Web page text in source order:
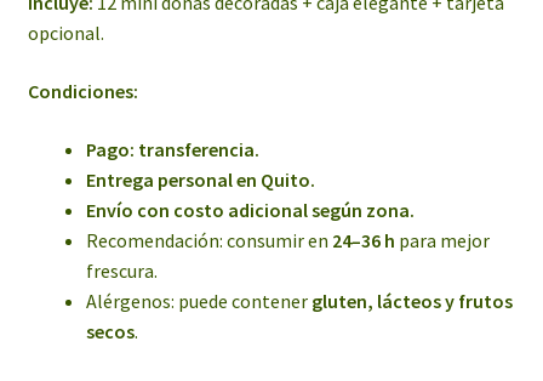
opcional.
Condiciones:
Pago: transferencia.
Entrega personal en Quito.
Envío con costo adicional según zona.
Recomendación: consumir en 24–36 h para mejor
frescura.
Alérgenos: puede contener gluten, lácteos y frutos
secos.